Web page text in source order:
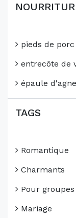
pieds de porc
entrecôte de
épaule
TAGS
Romantique
Charmants
Pour groupes
Mariage